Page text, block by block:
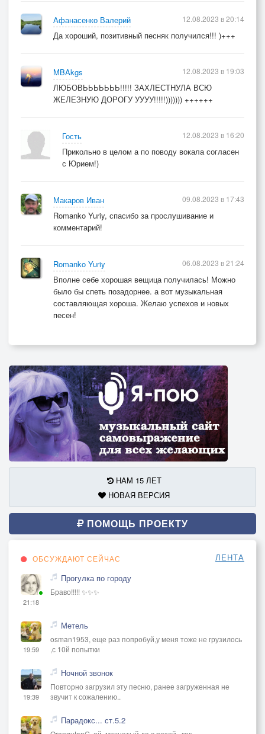
Афанасенко Валерий
Да хороший, позитивный песняк получился!!! )+++
12.08.2023 в 20:14
MBAkgs
ЛЮБОВЬЬЬЬЬЬЬ!!!!! ЗАХЛЕСТНУЛА ВСЮ
ЖЕЛЕЗНУЮ ДОРОГУ УУУУ!!!!!))))))) ++++++
12.08.2023 в 19:03
Гость
Прикольно в целом а по поводу вокала согласен
с Юрием!)
12.08.2023 в 16:20
Макаров Иван
Romanko Yuriy, спасибо за прослушивание и
комментарий!
09.08.2023 в 17:43
Romanko Yuriy
Вполне себе хорошая вещица получилась! Можно
было бы спеть позадорнее. а вот музыкальная
составляющая хороша. Желаю успехов и новых
песен!
06.08.2023 в 21:24
НАМ 15 ЛЕТ
НОВАЯ ВЕРСИЯ
ПОМОЩЬ ПРОЕКТУ
ОБСУЖДАЮТ СЕЙЧАС ЛЕНТА
21:18
Прогулка по городу
Браво!!!!! ✨✨✨
19:59
Метель
osman1953, еще раз попробуй,у меня тоже не грузилось
,с 10й попытки
19:39
Ночной звонок
Повторно загрузил эту песню, ранее загруженная не
звучит к сожалению..
Парадокс... ст.5.2